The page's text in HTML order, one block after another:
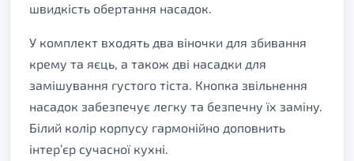
швидкість обертання насадок.
У комплект входять два віночки для збивання
крему та яєць, а також дві насадки для
замішування густого тіста. Кнопка звільнення
насадок забезпечує легку та безпечну їх заміну.
Білий колір корпусу гармонійно доповнить
інтер’єр сучасної кухні.